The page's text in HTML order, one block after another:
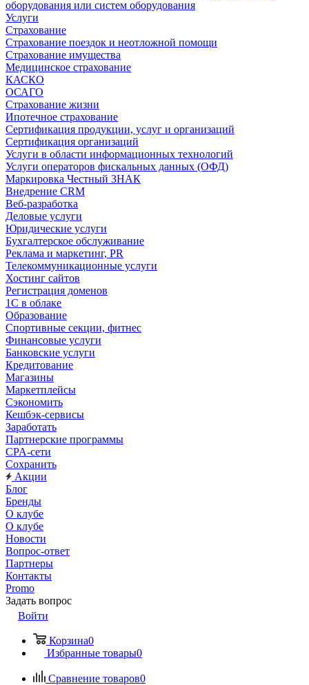
оборудования или систем оборудования
Услуги
Страхование
Страхование поездок и неотложной помощи
Страхование имущества
Медицинское страхование
КАСКО
ОСАГО
Страхование жизни
Ипотечное страхование
Сертификация продукции, услуг и организаций
Сертификация организаций
Услуги в области информационных технологий
Услуги операторов фискальных данных (ОФД)
Маркировка Честный ЗНАК
Внедрение CRM
Веб-разработка
Деловые услуги
Юридические услуги
Бухгалтерское обслуживание
Реклама и маркетинг, PR
Телекоммуникационные услуги
Хостинг сайтов
Регистрация доменов
1С в облаке
Образование
Спортивные секции, фитнес
Финансовые услуги
Банковские услуги
Кредитование
Магазины
Маркетплейсы
Сэкономить
Кешбэк-сервисы
Заработать
Партнерские программы
CPA-сети
Сохранить
Акции
Блог
Бренды
О клубе
О клубе
Новости
Вопрос-ответ
Партнеры
Контакты
Promo
Задать вопрос
Войти
Корзина0
Избранные товары0
Сравнение товаров0